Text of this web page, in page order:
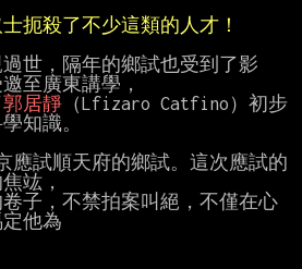
扼殺了不少這類的人才！
世，隔年的鄉試也受到了影
至廣東講學，
郭居靜 （Lfizaro Catfino）初步
知識。
應試順天府的鄉試。這次應試的
竑，
子，不禁拍案叫絕，不僅在心
定他為